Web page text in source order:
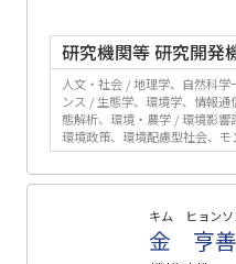
研究機関等 研究開発
人文・社会 / 地理学、自然科
ンス / 生態学、環境学、情報
態解析、環境・農学 / 環境影
環境政策、環境配慮型社会、
キム ヒョンソ
金 亨善